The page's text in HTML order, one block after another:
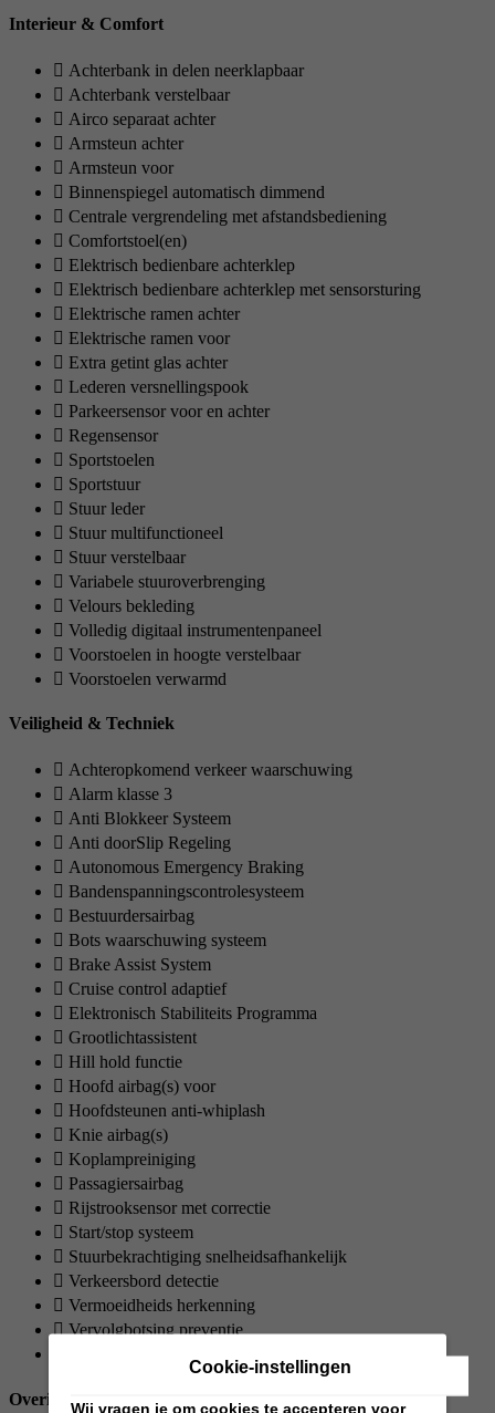
Interieur & Comfort
Achterbank in delen neerklapbaar
Achterbank verstelbaar
Airco separaat achter
Armsteun achter
Armsteun voor
Binnenspiegel automatisch dimmend
Centrale vergrendeling met afstandsbediening
Comfortstoel(en)
Elektrisch bedienbare achterklep
Elektrisch bedienbare achterklep met sensorsturing
Elektrische ramen achter
Elektrische ramen voor
Extra getint glas achter
Lederen versnellingspook
Parkeersensor voor en achter
Regensensor
Sportstoelen
Sportstuur
Stuur leder
Stuur multifunctioneel
Stuur verstelbaar
Variabele stuuroverbrenging
Velours bekleding
Volledig digitaal instrumentenpaneel
Voorstoelen in hoogte verstelbaar
Voorstoelen verwarmd
Veiligheid & Techniek
Achteropkomend verkeer waarschuwing
Alarm klasse 3
Anti Blokkeer Systeem
Anti doorSlip Regeling
Autonomous Emergency Braking
Bandenspanningscontrolesysteem
Bestuurdersairbag
Bots waarschuwing systeem
Brake Assist System
Cruise control adaptief
Elektronisch Stabiliteits Programma
Grootlichtassistent
Hill hold functie
Hoofd airbag(s) voor
Hoofdsteunen anti-whiplash
Knie airbag(s)
Koplampreiniging
Passagiersairbag
Rijstrooksensor met correctie
Start/stop systeem
Stuurbekrachtiging snelheidsafhankelijk
Verkeersbord detectie
Vermoeidheids herkenning
Vervolgbotsing preventie
Overig
Cookie-instellingen
Wij vragen je om cookies te accepteren voor